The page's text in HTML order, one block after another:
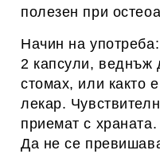
полезен при
Начин на употреба:
2 капсули, веднъж
стомах, или както
лекар.
приемат с храната.
Да не се